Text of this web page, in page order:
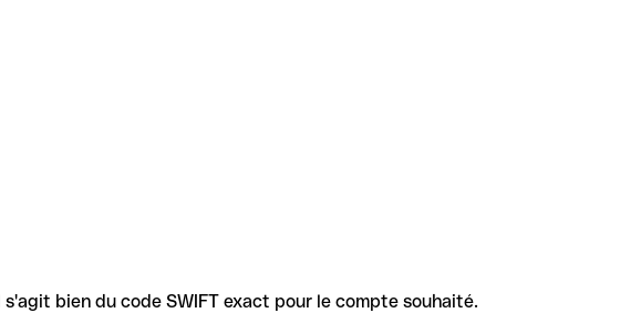
bien du code SWIFT exact pour le compte souhaité.